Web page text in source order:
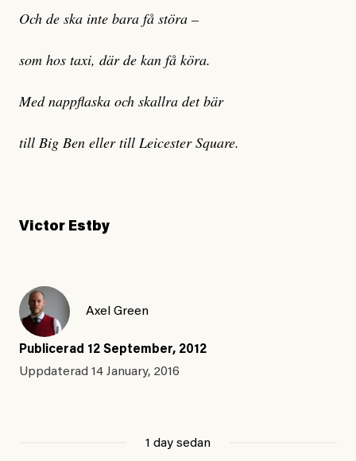
Och de ska inte bara få störa –
som hos taxi, där de kan få köra.
Med nappflaska och skallra det bär
till Big Ben eller till Leicester Square.
Victor Estby
Axel Green
Publicerad 12 September, 2012
Uppdaterad 14 January, 2016
1 day sedan